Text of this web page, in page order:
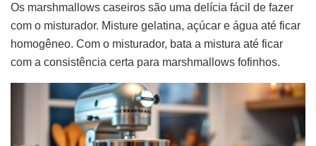
Os marshmallows caseiros são uma delícia fácil de fazer
com o misturador. Misture gelatina, açúcar e água até ficar
homogêneo. Com o misturador, bata a mistura até ficar
com a consistência certa para marshmallows fofinhos.